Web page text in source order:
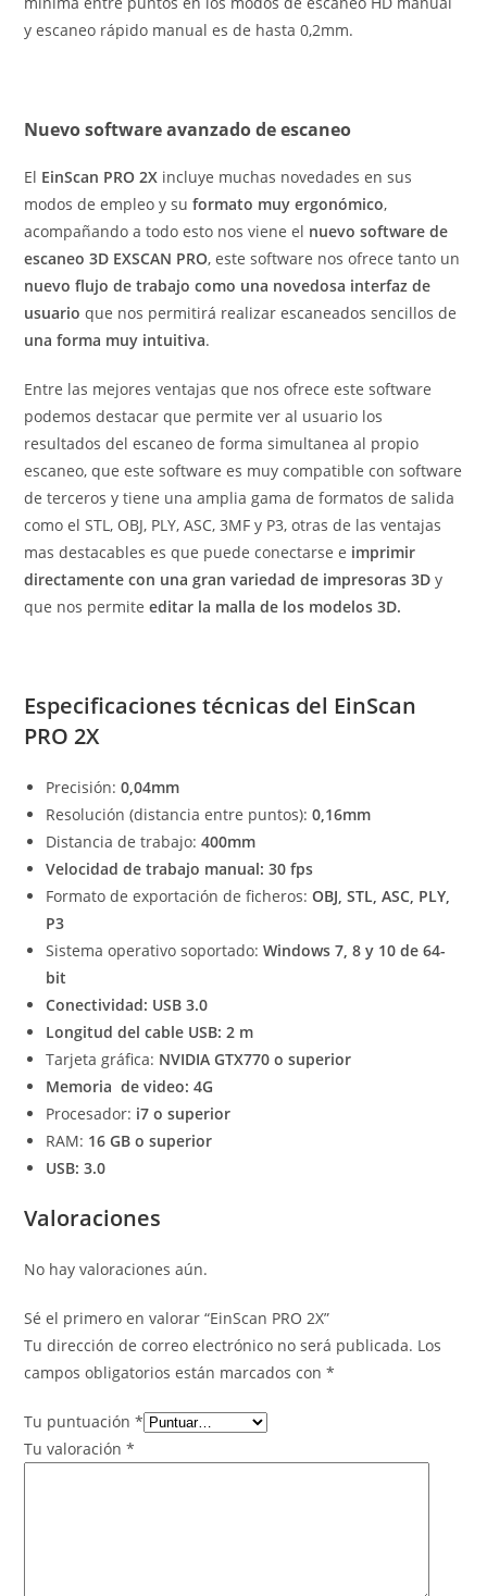
y escaneo rápido manual es de hasta 0,2mm.
Nuevo software avanzado de escaneo
El EinScan PRO 2X incluye muchas novedades en sus
modos de empleo y su formato muy ergonómico,
acompañando a todo esto nos viene el nuevo software de
escaneo 3D EXSCAN PRO, este software nos ofrece tanto un
nuevo flujo de trabajo como una novedosa interfaz de
usuario que nos permitirá realizar escaneados sencillos de
una forma muy intuitiva.
Entre las mejores ventajas que nos ofrece este software
podemos destacar que permite ver al usuario los
resultados del escaneo de forma simultanea al propio
escaneo, que este software es muy compatible con software
de terceros y tiene una amplia gama de formatos de salida
como el STL, OBJ, PLY, ASC, 3MF y P3, otras de las ventajas
mas destacables es que puede conectarse e imprimir
directamente con una gran variedad de impresoras 3D y
que nos permiteeditar la malla de los modelos 3D.
Especificaciones técnicas del EinScan
PRO 2X
Precisión: 0,04mm
Resolución (distancia entre puntos): 0,16mm
Distancia de trabajo: 400mm
Velocidad de trabajo manual: 30 fps
Formato de exportación de ficheros:OBJ, STL, ASC, PLY,
P3
Sistema operativo soportado:Windows 7, 8 y 10 de 64-
bit
Conectividad: USB 3.0
Longitud del cable USB: 2 m
Tarjeta gráfica: NVIDIA GTX770 o superior
Memoria de video: 4G
Procesador: i7 o superior
RAM: 16 GB o superior
USB: 3.0
Valoraciones
No hay valoraciones aún.
Sé el primero en valorar “EinScan PRO 2X”
Tu dirección de correo electrónico no será publicada. Los
campos obligatorios están marcados con*
Tu puntuación*
Tu valoración*